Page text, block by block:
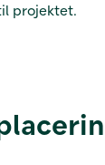
projektet.